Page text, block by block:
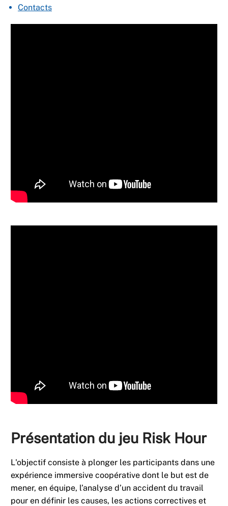
Contacts
Présentation du jeu Risk Hour
L'objectif consiste à plonger les participants dans une
expérience immersive coopérative dont le but est de
mener, en équipe, l’analyse d’un accident du travail
pour en définir les causes, les actions correctives et